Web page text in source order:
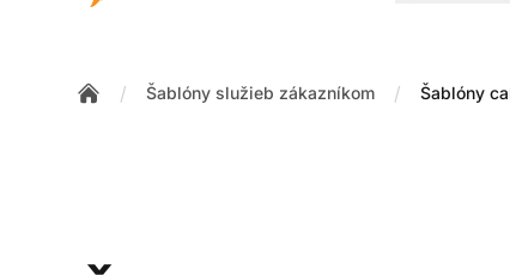
/ Šablóny služieb zákazníkom / Šablóny